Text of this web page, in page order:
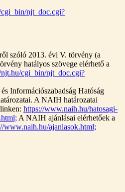
njt_doc.cgi?
szóló 2013. évi V. törvény (a
hatályos szövege elérhető a
cgi_bin/njt_doc.cgi?
Információszabadság Hatóság
A NAIH határozatai
https://www.naih.hu/hatosagi-
A NAIH ajánlásai elérhetőek a
www.naih.hu/ajanlasok.html;